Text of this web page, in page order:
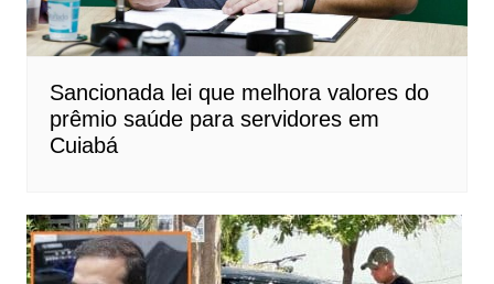
Sancionada lei que melhora valores do
prêmio saúde para servidores em
Cuiabá